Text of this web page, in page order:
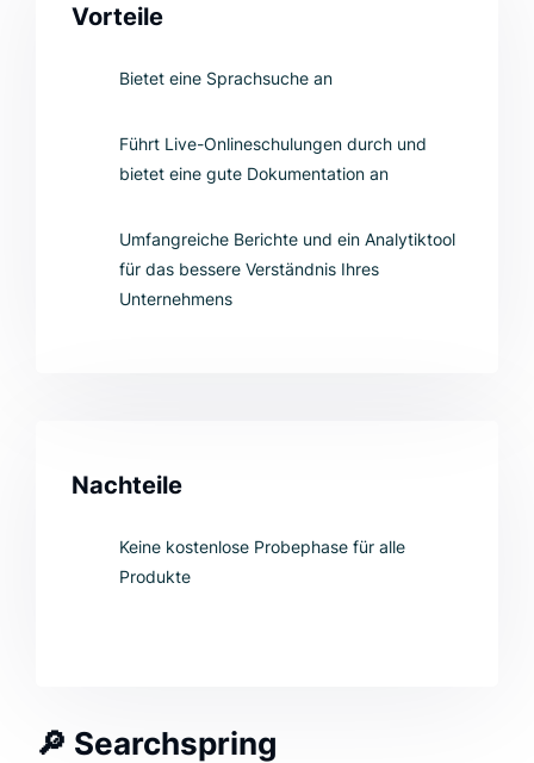
Vorteile
Bietet eine Sprachsuche an
Führt Live-Onlineschulungen durch und
bietet eine gute Dokumentation an
Umfangreiche Berichte und ein Analytiktool
für das bessere Verständnis Ihres
Unternehmens
Nachteile
Keine kostenlose Probephase für alle
Produkte
🔎 Searchspring